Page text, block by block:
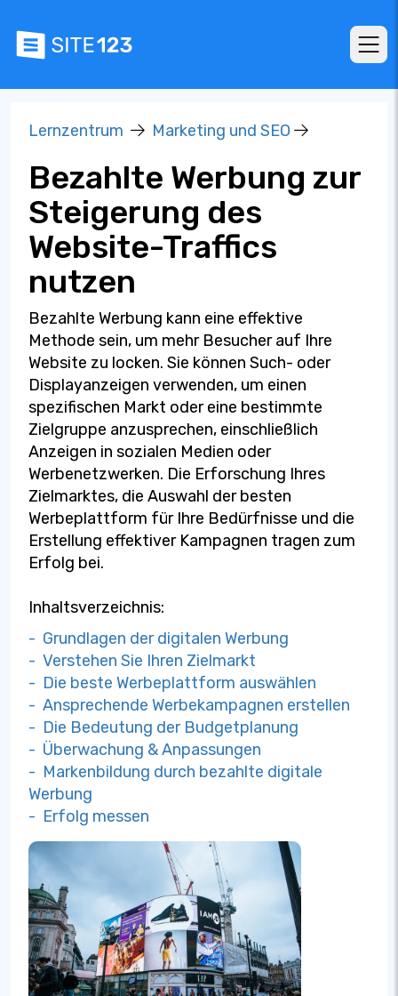
Lernzentrum Marketing und SEO
Bezahlte Werbung zur
Steigerung des
Website-Traffics
nutzen
Bezahlte Werbung kann eine effektive
Methode sein, um mehr Besucher auf Ihre
Website zu locken. Sie können Such- oder
Displayanzeigen verwenden, um einen
spezifischen Markt oder eine bestimmte
Zielgruppe anzusprechen, einschließlich
Anzeigen in sozialen Medien oder
Werbenetzwerken. Die Erforschung Ihres
Zielmarktes, die Auswahl der besten
Werbeplattform für Ihre Bedürfnisse und die
Erstellung effektiver Kampagnen tragen zum
Erfolg bei.
Inhaltsverzeichnis:
- Grundlagen der digitalen Werbung
- Verstehen Sie Ihren Zielmarkt
- Die beste Werbeplattform auswählen
- Ansprechende Werbekampagnen erstellen
- Die Bedeutung der Budgetplanung
- Überwachung & Anpassungen
- Markenbildung durch bezahlte digitale
Werbung
- Erfolg messen